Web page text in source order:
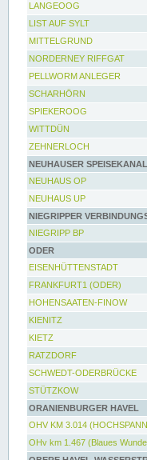
LANGEOOG
LIST AUF SYLT
MITTELGRUND
NORDERNEY RIFFGAT
PELLWORM ANLEGER
SCHARHÖRN
SPIEKEROOG
WITTDÜN
ZEHNERLOCH
NEUHAUSER SPEISEKANAL
NEUHAUS OP
NEUHAUS UP
NIEGRIPPER
NIEGRIPP BP
ODER
EISENHÜTTENSTADT
FRANKFURT1 (ODER)
HOHENSAATEN-FINOW
KIENITZ
KIETZ
RATZDORF
SCHWEDT-ODERBRÜCKE
STÜTZKOW
ORANIENBURGER HAVEL
OHV KM 3.014
OHv km 1.467 (Blaues